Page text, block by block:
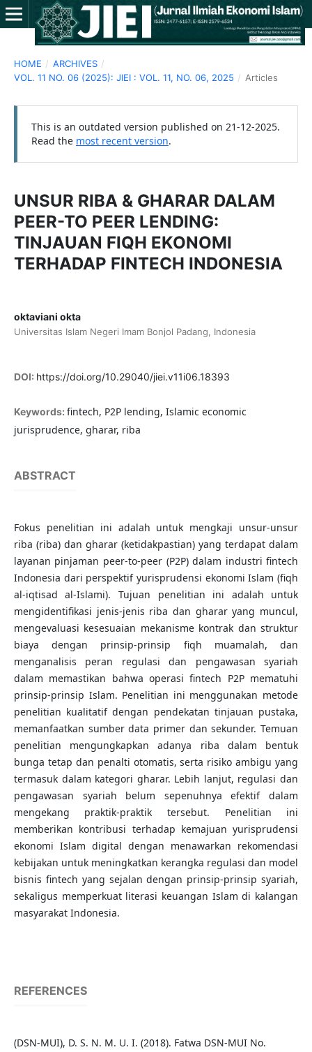
HOME / ARCHIVES /
VOL. 11 NO. 06 (2025): JIEI : VOL. 11, NO. 06, 2025 / Articles
This is an outdated version published on 21-12-2025.
Read the most recent version.
UNSUR RIBA & GHARAR DALAM
PEER-TO PEER LENDING:
TINJAUAN FIQH EKONOMI
TERHADAP FINTECH INDONESIA
oktaviani okta
Universitas Islam Negeri Imam Bonjol Padang, Indonesia
DOI: https://doi.org/10.29040/jiei.v11i06.18393
Keywords: fintech, P2P lending, Islamic economic
jurisprudence, gharar, riba
ABSTRACT
Fokus penelitian ini adalah untuk mengkaji unsur-unsur
riba (riba) dan gharar (ketidakpastian) yang terdapat dalam
layanan pinjaman peer-to-peer (P2P) dalam industri fintech
Indonesia dari perspektif yurisprudensi ekonomi Islam (fiqh
al-iqtisad al-Islami). Tujuan penelitian ini adalah untuk
mengidentifikasi jenis-jenis riba dan gharar yang muncul,
mengevaluasi kesesuaian mekanisme kontrak dan struktur
biaya dengan prinsip-prinsip fiqh muamalah, dan
menganalisis peran regulasi dan pengawasan syariah
dalam memastikan bahwa operasi fintech P2P mematuhi
prinsip-prinsip Islam. Penelitian ini menggunakan metode
penelitian kualitatif dengan pendekatan tinjauan pustaka,
memanfaatkan sumber data primer dan sekunder. Temuan
penelitian mengungkapkan adanya riba dalam bentuk
bunga tetap dan penalti otomatis, serta risiko ambigu yang
termasuk dalam kategori gharar. Lebih lanjut, regulasi dan
pengawasan syariah belum sepenuhnya efektif dalam
mengekang praktik-praktik tersebut. Penelitian ini
memberikan kontribusi terhadap kemajuan yurisprudensi
ekonomi Islam digital dengan menawarkan rekomendasi
kebijakan untuk meningkatkan kerangka regulasi dan model
bisnis fintech yang sejalan dengan prinsip-prinsip syariah,
sekaligus memperkuat literasi keuangan Islam di kalangan
masyarakat Indonesia.
REFERENCES
(DSN-MUI), D. S. N. M. U. I. (2018). Fatwa DSN-MUI No.